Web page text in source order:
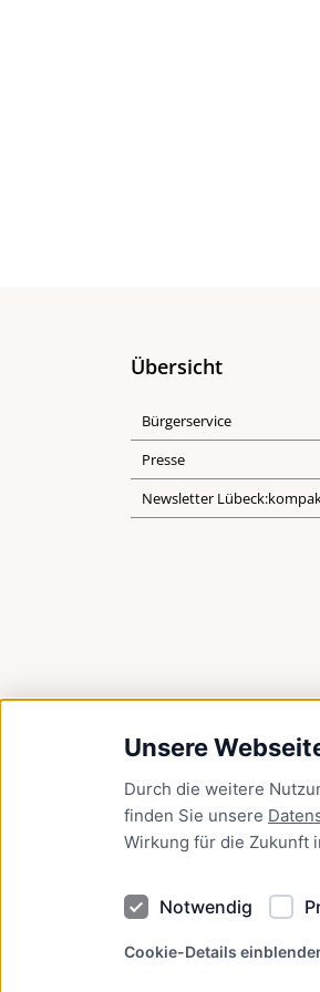
Unsere
Durch die weitere
finden Sie unsere
Wirkung für die Zukunft
Notwendig
Cookie-Details
Übersicht
Bürgerservice
Presse
Newsletter